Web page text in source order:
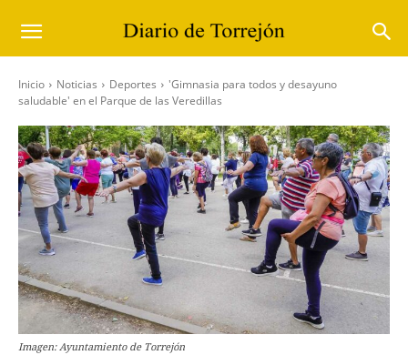
Inicio Noticias Deportes
'Gimnasia para todos y desayuno
saludable' en el Parque de las Veredillas
Imagen: Ayuntamiento de Torrejón